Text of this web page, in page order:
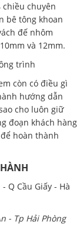
chuyên
bê tông khoan
đế nhôm
và 12mm.
trình
còn có điều gì
hướng dẫn
cho luôn giữ
đoạn khách hàng
hoàn thành
Q Cầu Giấy - Hà
- Tp Hải Phòng